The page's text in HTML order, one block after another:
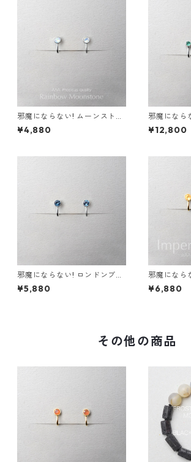
邪魔にならない! ムーンストー
ン イヤリング AAA レインボ
ー サージカルステンレス 金属
¥4,880
邪魔になら
エメラルド
テンレス
¥12,800
邪魔にならない! ロンドンブル
ートパーズ イヤリング 宝石質
AAA サージカルステンレス 金
¥5,880
邪魔になら
インペリア
石質 サー
¥6,880
その他の商品